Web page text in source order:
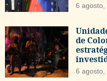
6 agosto,
de
6 agosto,